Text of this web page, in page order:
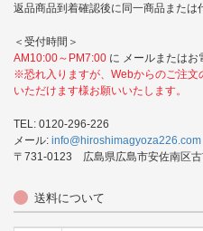
返品商品到着確認後に同一商品または
＜受付時間＞
AM10:00～PM7:00 に メールまたはお
※恐れ入りますが、Webからのご注文
いただけます様お願いいたします。
TEL: 0120-296-226
メール: info@hiroshimagyoza226.com
〒731-0123 広島県広島市安佐南区
送料について